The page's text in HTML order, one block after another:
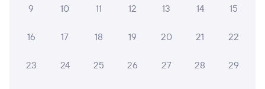
Выберите дату
1 ч 18 м в пути
9 10 11 12 13 14 15
16 17 18 19 20 21 22
23 24 25 26 27 28 29